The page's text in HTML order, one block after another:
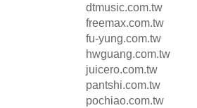
dtmusic.com.tw
freemax.com.tw
fu-yung.com.tw
hwguang.com.tw
juicero.com.tw
pantshi.com.tw
pochiao.com.tw